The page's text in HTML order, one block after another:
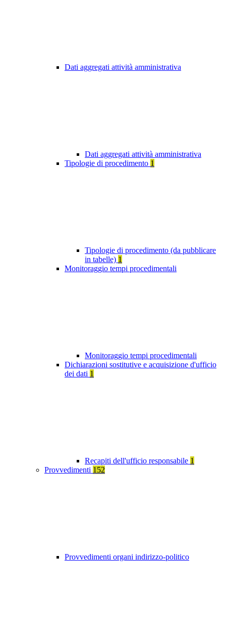
Dati aggregati attività amministrativa
Dati aggregati attività amministrativa
Tipologie di procedimento 1
Tipologie di procedimento (da pubblicare
in tabelle) 1
Monitoraggio tempi procedimentali
Monitoraggio tempi procedimentali
Dichiarazioni sostitutive e acquisizione d'ufficio
dei dati 1
Recapiti dell'ufficio responsabile 1
Provvedimenti 152
Provvedimenti organi indirizzo-politico